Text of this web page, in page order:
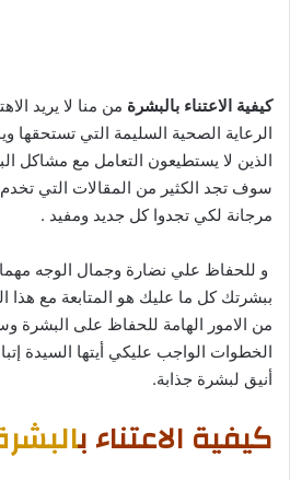
كيفية الاعتناء بالبشرة من منا لا يريد
الرعاية الصحية السليمة التي تستحقها
الذين لا يستطيعون التعامل مع مشاكل
سوف تجد الكثير من المقالات التي
مرجانة لكي تجدوا كل جديد ومفيد .
و للحفاظ علي نضارة وجمال الوجه
ببشرتك كل ما عليك هو المتابعة مع هذا
من الامور الهامة للحفاظ على البشرة
الخطوات الواجب عليكي أيتها السيدة
أنيق لبشرة جذابة.
كيفية الاعتناء ب